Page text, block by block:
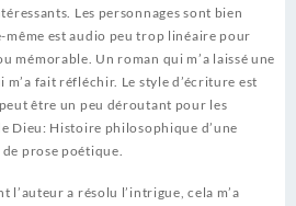
Les personnages sont bien
même est audio peu trop linéaire pour
mémorable. Un roman qui m’a laissé une
m’a fait réfléchir. Le style d’écriture est
être un peu déroutant pour les
Dieu: Histoire philosophique d’une
prose poétique.
l’auteur a résolu l’intrigue, cela m’a